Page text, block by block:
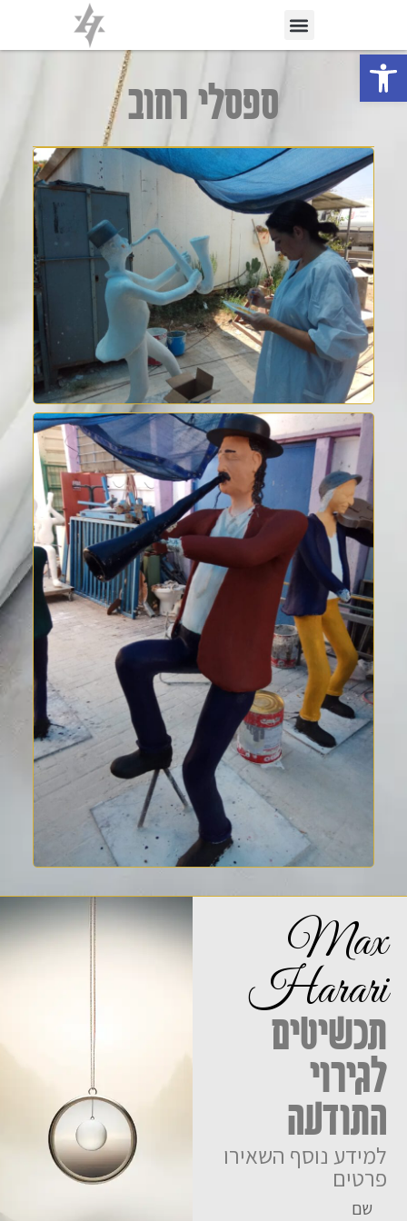
פתח סרגל נגישות
ספסלי רחוב
Max
Harari
תכשיטים
לגירוי
התודעה
למידע נוסף השאירו
פרטים